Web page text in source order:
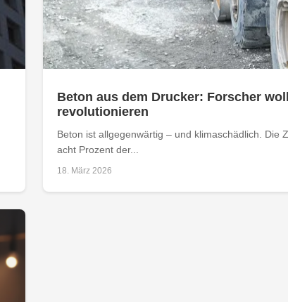
Beton aus dem Drucker: Forscher
revolutionieren
Beton ist allgegenwärtig – und klimaschädlich. Die
acht Prozent der...
18. März 2026